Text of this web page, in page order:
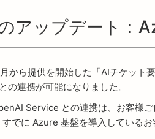
アップデート：
から提供を開始した「AIチケット
の連携が可能になりました。
Service との連携は、お客様
すでに Azure 基盤を導入している